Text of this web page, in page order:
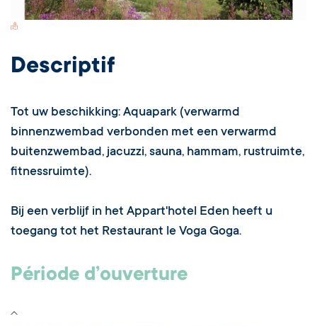
Switch Carte/Photos
Descriptif
Tot uw beschikking: Aquapark (verwarmd
binnenzwembad verbonden met een verwarmd
buitenzwembad, jacuzzi, sauna, hammam, rustruimte,
fitnessruimte).
Bij een verblijf in het Appart'hotel Eden heeft u
toegang tot het Restaurant le Voga Goga.
Période d’ouverture